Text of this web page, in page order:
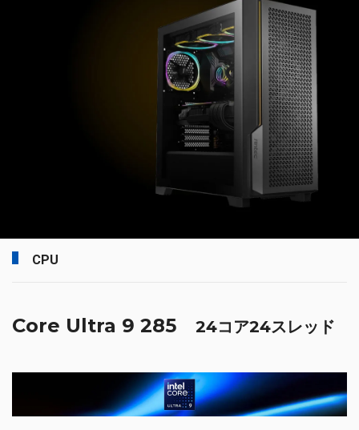
CPU
Core Ultra 9 285 24コア24スレッド